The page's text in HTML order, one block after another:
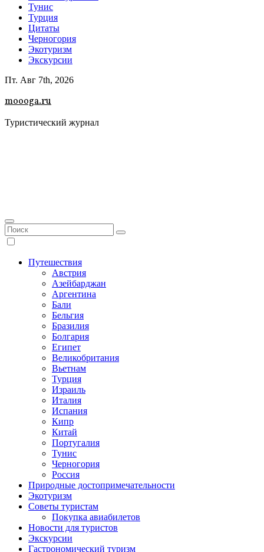
Тунис
Турция
Цитаты
Черногория
Экотуризм
Экскурсии
Пт. Авг 7th, 2026
moooga.ru
Туристический журнал
Путешествия
Австрия
Азейбарджан
Аргентина
Бали
Бельгия
Бразилия
Болгария
Египет
Великобритания
Вьетнам
Турция
Израиль
Италия
Испания
Кипр
Китай
Португалия
Тунис
Черногория
Россия
Природные достопримечательности
Экотуризм
Советы туристам
Покупка авиабилетов
Новости для туристов
Экскурсии
Гастрономический туризм